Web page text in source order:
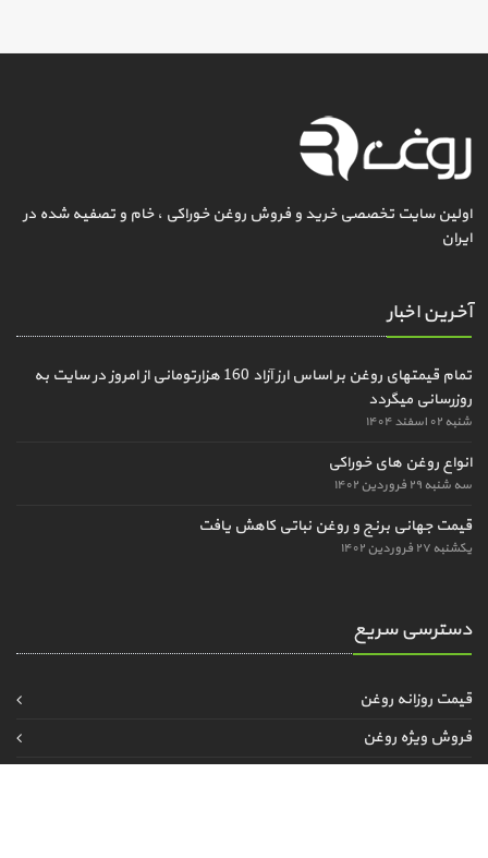
اولین سایت تخصصی خرید و فروش روغن خوراکی ، خام و تصفیه شده در
ایران
آخرین اخبار
تمام قیمتهای روغن بر اساس ارز آزاد 160 هزارتومانی از امروز در سایت به
روزرسانی میگردد
شنبه ۰۲ اسفند ۱۴۰۴
انواع روغن های خوراکی
سه شنبه ۲۹ فروردین ۱۴۰۲
قیمت جهانی برنج و روغن نباتی کاهش یافت
یکشنبه ۲۷ فروردین ۱۴۰۲
دسترسی سریع
قیمت روزانه روغن
فروش ویژه روغن